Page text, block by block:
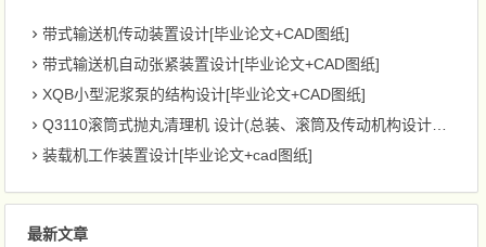
带式输送机传动装置设计[毕业论文+CAD图纸]
带式输送机自动张紧装置设计[毕业论文+CAD图纸]
XQB小型泥浆泵的结构设计[毕业论文+CAD图纸]
Q3110滚筒式抛丸清理机 设计(总装、滚筒及传动机构设计)[毕业论文+CAD图纸]
装载机工作装置设计[毕业论文+cad图纸]
最新文章